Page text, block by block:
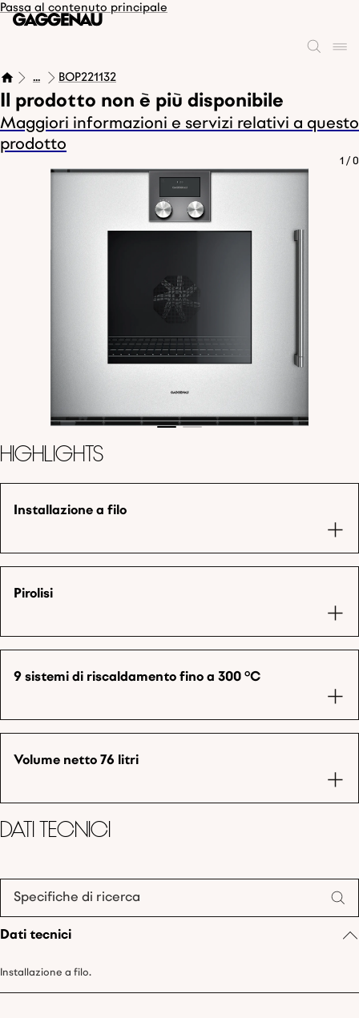
Passa al contenuto principale
... BOP221132
Il prodotto non è più disponibile
Maggiori informazioni e servizi relativi a questo
prodotto
1 / 0
Highlights
Installazione a filo
Pirolisi
9 sistemi di riscaldamento fino a 300 °C
Volume netto 76 litri
Dati tecnici
Specifiche di ricerca
Dati tecnici
Installazione a filo.